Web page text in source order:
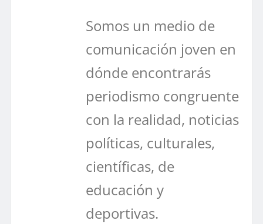
Somos un medio de
comunicación joven en
dónde encontrarás
periodismo congruente
con la realidad, noticias
políticas, culturales,
científicas, de
educación y
deportivas.